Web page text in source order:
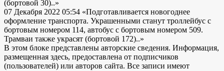
(бортовой 30)..»
07 Декабря 2022 05:54 «Подготавливается новогоднее
оформление транспорта. Украшенными станут троллейбус с
бортовым номером 114, автобус с бортовым номером 509.
Трамваи также украсят (бортовой 172)..»
В этом блоке представлены авторские сведения. Информация,
размещенная здесь, предоставлена от подписчиков
(пользователей) или авторов сайта. Все записи имеют